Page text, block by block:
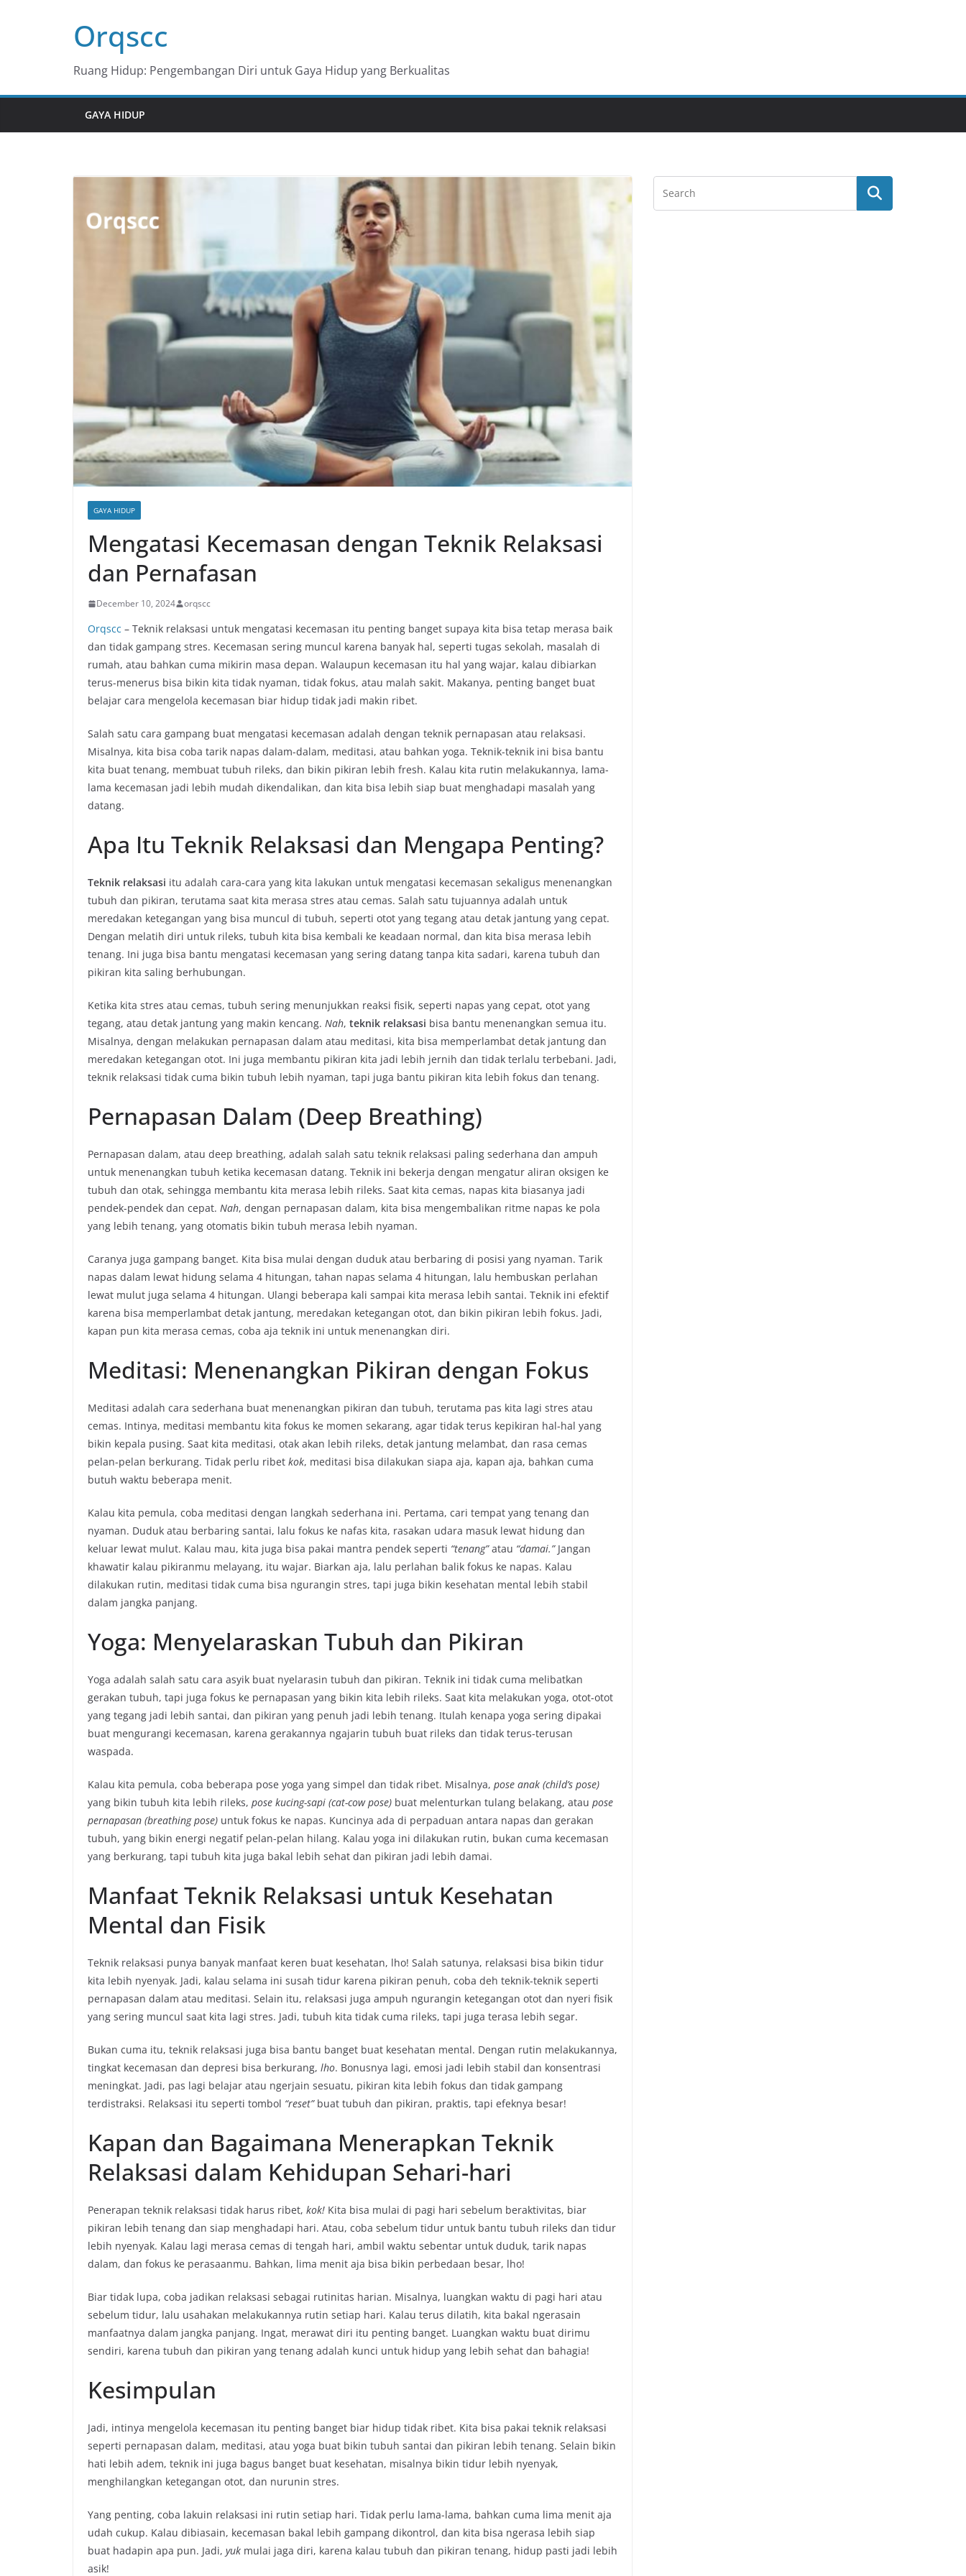
Orqscc
Ruang Hidup: Pengembangan Diri untuk Gaya Hidup yang Berkualitas
GAYA HIDUP
GAYA HIDUP
Mengatasi Kecemasan dengan Teknik Relaksasi
dan Pernafasan
December 10, 2024 orqscc
Orqscc – Teknik relaksasi untuk mengatasi kecemasan itu penting banget supaya kita bisa tetap merasa baik
dan tidak gampang stres. Kecemasan sering muncul karena banyak hal, seperti tugas sekolah, masalah di
rumah, atau bahkan cuma mikirin masa depan. Walaupun kecemasan itu hal yang wajar, kalau dibiarkan
terus-menerus bisa bikin kita tidak nyaman, tidak fokus, atau malah sakit. Makanya, penting banget buat
belajar cara mengelola kecemasan biar hidup tidak jadi makin ribet.
Salah satu cara gampang buat mengatasi kecemasan adalah dengan teknik pernapasan atau relaksasi.
Misalnya, kita bisa coba tarik napas dalam-dalam, meditasi, atau bahkan yoga. Teknik-teknik ini bisa bantu
kita buat tenang, membuat tubuh rileks, dan bikin pikiran lebih fresh. Kalau kita rutin melakukannya, lama-
lama kecemasan jadi lebih mudah dikendalikan, dan kita bisa lebih siap buat menghadapi masalah yang
datang.
Apa Itu Teknik Relaksasi dan Mengapa Penting?
Teknik relaksasi itu adalah cara-cara yang kita lakukan untuk mengatasi kecemasan sekaligus menenangkan
tubuh dan pikiran, terutama saat kita merasa stres atau cemas. Salah satu tujuannya adalah untuk
meredakan ketegangan yang bisa muncul di tubuh, seperti otot yang tegang atau detak jantung yang cepat.
Dengan melatih diri untuk rileks, tubuh kita bisa kembali ke keadaan normal, dan kita bisa merasa lebih
tenang. Ini juga bisa bantu mengatasi kecemasan yang sering datang tanpa kita sadari, karena tubuh dan
pikiran kita saling berhubungan.
Ketika kita stres atau cemas, tubuh sering menunjukkan reaksi fisik, seperti napas yang cepat, otot yang
tegang, atau detak jantung yang makin kencang. Nah, teknik relaksasi bisa bantu menenangkan semua itu.
Misalnya, dengan melakukan pernapasan dalam atau meditasi, kita bisa memperlambat detak jantung dan
meredakan ketegangan otot. Ini juga membantu pikiran kita jadi lebih jernih dan tidak terlalu terbebani. Jadi,
teknik relaksasi tidak cuma bikin tubuh lebih nyaman, tapi juga bantu pikiran kita lebih fokus dan tenang.
Pernapasan Dalam (Deep Breathing)
Pernapasan dalam, atau deep breathing, adalah salah satu teknik relaksasi paling sederhana dan ampuh
untuk menenangkan tubuh ketika kecemasan datang. Teknik ini bekerja dengan mengatur aliran oksigen ke
tubuh dan otak, sehingga membantu kita merasa lebih rileks. Saat kita cemas, napas kita biasanya jadi
pendek-pendek dan cepat. Nah, dengan pernapasan dalam, kita bisa mengembalikan ritme napas ke pola
yang lebih tenang, yang otomatis bikin tubuh merasa lebih nyaman.
Caranya juga gampang banget. Kita bisa mulai dengan duduk atau berbaring di posisi yang nyaman. Tarik
napas dalam lewat hidung selama 4 hitungan, tahan napas selama 4 hitungan, lalu hembuskan perlahan
lewat mulut juga selama 4 hitungan. Ulangi beberapa kali sampai kita merasa lebih santai. Teknik ini efektif
karena bisa memperlambat detak jantung, meredakan ketegangan otot, dan bikin pikiran lebih fokus. Jadi,
kapan pun kita merasa cemas, coba aja teknik ini untuk menenangkan diri.
Meditasi: Menenangkan Pikiran dengan Fokus
Meditasi adalah cara sederhana buat menenangkan pikiran dan tubuh, terutama pas kita lagi stres atau
cemas. Intinya, meditasi membantu kita fokus ke momen sekarang, agar tidak terus kepikiran hal-hal yang
bikin kepala pusing. Saat kita meditasi, otak akan lebih rileks, detak jantung melambat, dan rasa cemas
pelan-pelan berkurang. Tidak perlu ribet kok, meditasi bisa dilakukan siapa aja, kapan aja, bahkan cuma
butuh waktu beberapa menit.
Kalau kita pemula, coba meditasi dengan langkah sederhana ini. Pertama, cari tempat yang tenang dan
nyaman. Duduk atau berbaring santai, lalu fokus ke nafas kita, rasakan udara masuk lewat hidung dan
keluar lewat mulut. Kalau mau, kita juga bisa pakai mantra pendek seperti “tenang”atau “damai.” Jangan
khawatir kalau pikiranmu melayang, itu wajar. Biarkan aja, lalu perlahan balik fokus ke napas. Kalau
dilakukan rutin, meditasi tidak cuma bisa ngurangin stres, tapi juga bikin kesehatan mental lebih stabil
dalam jangka panjang.
Yoga: Menyelaraskan Tubuh dan Pikiran
Yoga adalah salah satu cara asyik buat nyelarasin tubuh dan pikiran. Teknik ini tidak cuma melibatkan
gerakan tubuh, tapi juga fokus ke pernapasan yang bikin kita lebih rileks. Saat kita melakukan yoga, otot-otot
yang tegang jadi lebih santai, dan pikiran yang penuh jadi lebih tenang. Itulah kenapa yoga sering dipakai
buat mengurangi kecemasan, karena gerakannya ngajarin tubuh buat rileks dan tidak terus-terusan
waspada.
Kalau kita pemula, coba beberapa pose yoga yang simpel dan tidak ribet. Misalnya, pose anak (child’s pose)
yang bikin tubuh kita lebih rileks, pose kucing-sapi (cat-cow pose) buat melenturkan tulang belakang, atau pose
pernapasan (breathing pose) untuk fokus ke napas. Kuncinya ada di perpaduan antara napas dan gerakan
tubuh, yang bikin energi negatif pelan-pelan hilang. Kalau yoga ini dilakukan rutin, bukan cuma kecemasan
yang berkurang, tapi tubuh kita juga bakal lebih sehat dan pikiran jadi lebih damai.
Manfaat Teknik Relaksasi untuk Kesehatan
Mental dan Fisik
Teknik relaksasi punya banyak manfaat keren buat kesehatan, lho! Salah satunya, relaksasi bisa bikin tidur
kita lebih nyenyak. Jadi, kalau selama ini susah tidur karena pikiran penuh, coba deh teknik-teknik seperti
pernapasan dalam atau meditasi. Selain itu, relaksasi juga ampuh ngurangin ketegangan otot dan nyeri fisik
yang sering muncul saat kita lagi stres. Jadi, tubuh kita tidak cuma rileks, tapi juga terasa lebih segar.
Bukan cuma itu, teknik relaksasi juga bisa bantu banget buat kesehatan mental. Dengan rutin melakukannya,
tingkat kecemasan dan depresi bisa berkurang, lho. Bonusnya lagi, emosi jadi lebih stabil dan konsentrasi
meningkat. Jadi, pas lagi belajar atau ngerjain sesuatu, pikiran kita lebih fokus dan tidak gampang
terdistraksi. Relaksasi itu seperti tombol “reset” buat tubuh dan pikiran, praktis, tapi efeknya besar!
Kapan dan Bagaimana Menerapkan Teknik
Relaksasi dalam Kehidupan Sehari-hari
Penerapan teknik relaksasi tidak harus ribet, kok! Kita bisa mulai di pagi hari sebelum beraktivitas, biar
pikiran lebih tenang dan siap menghadapi hari. Atau, coba sebelum tidur untuk bantu tubuh rileks dan tidur
lebih nyenyak. Kalau lagi merasa cemas di tengah hari, ambil waktu sebentar untuk duduk, tarik napas
dalam, dan fokus ke perasaanmu. Bahkan, lima menit aja bisa bikin perbedaan besar, lho!
Biar tidak lupa, coba jadikan relaksasi sebagai rutinitas harian. Misalnya, luangkan waktu di pagi hari atau
sebelum tidur, lalu usahakan melakukannya rutin setiap hari. Kalau terus dilatih, kita bakal ngerasain
manfaatnya dalam jangka panjang. Ingat, merawat diri itu penting banget. Luangkan waktu buat dirimu
sendiri, karena tubuh dan pikiran yang tenang adalah kunci untuk hidup yang lebih sehat dan bahagia!
Kesimpulan
Jadi, intinya mengelola kecemasan itu penting banget biar hidup tidak ribet. Kita bisa pakai teknik relaksasi
seperti pernapasan dalam, meditasi, atau yoga buat bikin tubuh santai dan pikiran lebih tenang. Selain bikin
hati lebih adem, teknik ini juga bagus banget buat kesehatan, misalnya bikin tidur lebih nyenyak,
menghilangkan ketegangan otot, dan nurunin stres.
Yang penting, coba lakuin relaksasi ini rutin setiap hari. Tidak perlu lama-lama, bahkan cuma lima menit aja
udah cukup. Kalau dibiasain, kecemasan bakal lebih gampang dikontrol, dan kita bisa ngerasa lebih siap
buat hadapin apa pun. Jadi, yuk mulai jaga diri, karena kalau tubuh dan pikiran tenang, hidup pasti jadi lebih
asik!